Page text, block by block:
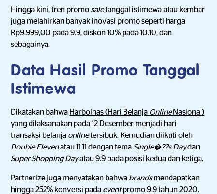
Hingga kini, tren promo saletanggal istimewa atau kembar
juga melahirkan banyak inovasi promo seperti harga
Rp9.999,00 pada 9.9, diskon 10% pada 10.10, dan
sebagainya.
Data Hasil Promo Tanggal
Istimewa
Dikatakan bahwa Harbolnas (Hari Belanja OnlineNasional)
yang dilaksanakan pada 12 Desember menjadi hari
transaksi belanja onlinetersibuk. Kemudian diikuti oleh
Double Elevenatau 11.11 dengan temaSingle�??s Daydan
Super Shopping Dayatau 9.9 pada posisi kedua dan ketiga.
Partnerize juga menyatakan bahwa brandsmendapatkan
hingga 252% konversi pada eventpromo 9.9 tahun 2020.